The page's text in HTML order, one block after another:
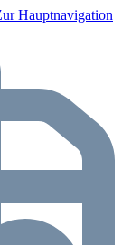
Hauptnavigation